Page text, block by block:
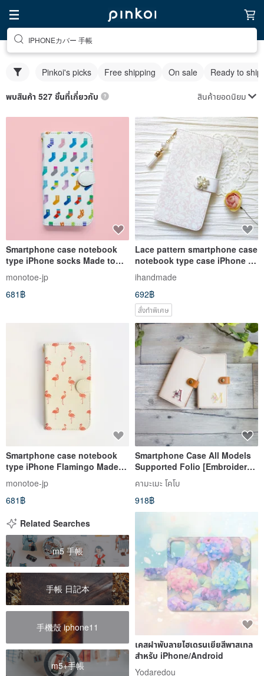
IPHONEカバー 手帳
Pinkoi's picks Free shipping On sale Ready to ship
พบสินค้า 527 ชิ้นที่เกี่ยวกับ สินค้ายอดนิยม
Smartphone case notebook
type iPhone socks Made to
monotoe-jp
681฿
Lace pattern smartphone case
notebook type case iPhone 12
iPhone XR iPhone 11 Xperia
10 IV Galaxy S23 Android
ihandmade
692฿
สั่งทำพิเศษ
Smartphone case notebook
type iPhone Flamingo Made-
monotoe-jp
681฿
Smartphone Case All Models
Supported Folio [Embroidered
Initial] Ivory wine-red yellow
iPhone A041I
คามะเมะ โคโบ
918฿
Related Searches
m5 手帳
手帳 日記本
手機殼 iphone11
m5+手帳
เคสฝาพับลายไฮเดรนเยียสีพาสเทล
สำหรับ iPhone/Android
Yodaredou